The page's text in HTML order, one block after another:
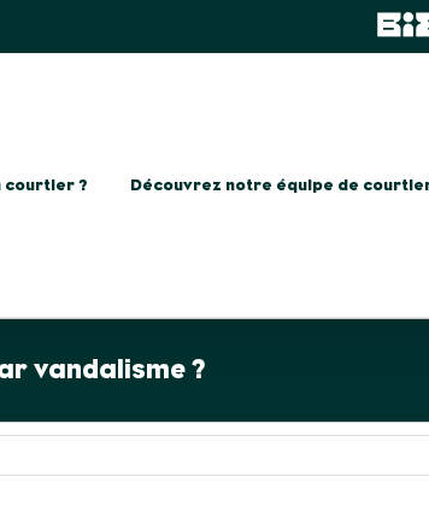
courtier ? Découvrez notre équipe de
vandalisme ?